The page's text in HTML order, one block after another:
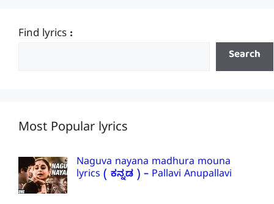
Find lyrics :
Search
Most Popular lyrics
Naguva nayana madhura mouna
lyrics ( ಕನ್ನಡ ) – Pallavi Anupallavi